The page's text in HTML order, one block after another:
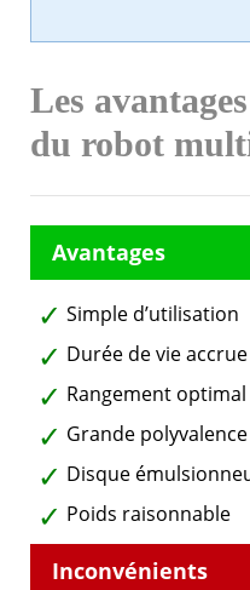
Les
du robot
Simple d’utilisation
Durée de vie accrue
Rangement optimal
Grande polyvalence
Disque
Poids raisonnable